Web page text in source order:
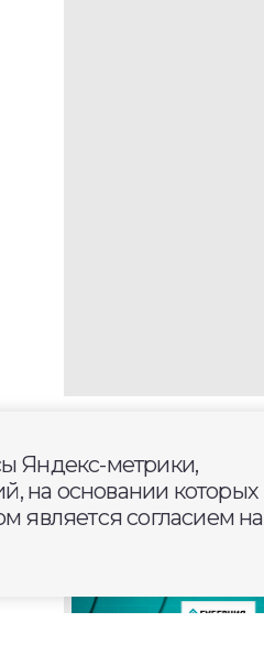
Яндекс-метрики,
на основании которых
является согласием на